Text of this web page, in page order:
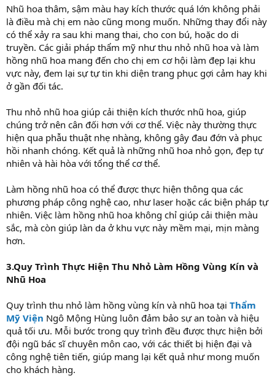
Nhũ hoa thâm, sậm màu hay kích thước quá lớn không phải
là điều mà chị em nào cũng mong muốn. Những thay đổi này
có thể xảy ra sau khi mang thai, cho con bú, hoặc do di
truyền. Các giải pháp thẩm mỹ như thu nhỏ nhũ hoa và làm
hồng nhũ hoa mang đến cho chị em cơ hội làm đẹp lại khu
vực này, đem lại sự tự tin khi diện trang phục gợi cảm hay khi
ở gần đối tác.
Thu nhỏ nhũ hoa giúp cải thiện kích thước nhũ hoa, giúp
chúng trở nên cân đối hơn với cơ thể. Việc này thường thực
hiện qua phẫu thuật nhẹ nhàng, không gây đau đớn và phục
hồi nhanh chóng. Kết quả là những nhũ hoa nhỏ gọn, đẹp tự
nhiên và hài hòa với tổng thể cơ thể.
Làm hồng nhũ hoa có thể được thực hiện thông qua các
phương pháp công nghệ cao, như laser hoặc các biện pháp tự
nhiên. Việc làm hồng nhũ hoa không chỉ giúp cải thiện màu
sắc, mà còn giúp làn da ở khu vực này mềm mại, mịn màng
hơn.
3.Quy Trình Thực Hiện Thu Nhỏ Làm Hồng Vùng Kín và
Nhũ Hoa
Quy trình thu nhỏ làm hồng vùng kín và nhũ hoa tại Thẩm
Mỹ Viện Ngô Mộng Hùng luôn đảm bảo sự an toàn và hiệu
quả tối ưu. Mỗi bước trong quy trình đều được thực hiện bởi
đội ngũ bác sĩ chuyên môn cao, với các thiết bị hiện đại và
công nghệ tiên tiến, giúp mang lại kết quả như mong muốn
cho khách hàng.